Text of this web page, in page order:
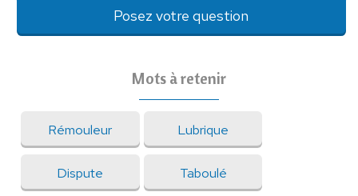
Posez votre question
Mots à retenir
Rémouleur Lubrique
Dispute Taboulé